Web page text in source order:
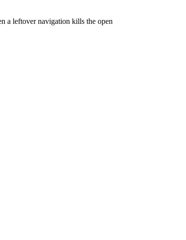
a leftover navigation kills the open